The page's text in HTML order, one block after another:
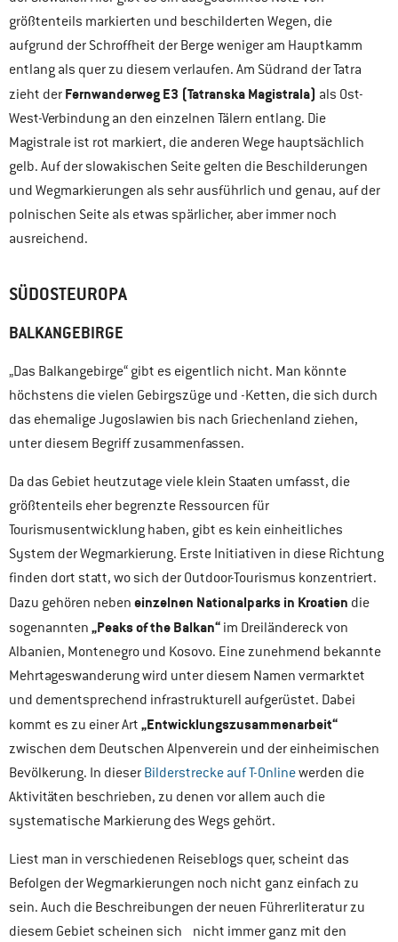
größtenteils markierten und beschilderten Wegen, die
aufgrund der Schroffheit der Berge weniger am Hauptkamm
entlang als quer zu diesem verlaufen. Am Südrand der Tatra
zieht der Fernwanderweg E3 (Tatranska Magistrala) als Ost-
West-Verbindung an den einzelnen Tälern entlang. Die
Magistrale ist rot markiert, die anderen Wege hauptsächlich
gelb. Auf der slowakischen Seite gelten die Beschilderungen
und Wegmarkierungen als sehr ausführlich und genau, auf der
polnischen Seite als etwas spärlicher, aber immer noch
ausreichend.
SÜDOSTEUROPA
BALKANGEBIRGE
„Das Balkangebirge“ gibt es eigentlich nicht. Man könnte
höchstens die vielen Gebirgszüge und -Ketten, die sich durch
das ehemalige Jugoslawien bis nach Griechenland ziehen,
unter diesem Begriff zusammenfassen.
Da das Gebiet heutzutage viele klein Staaten umfasst, die
größtenteils eher begrenzte Ressourcen für
Tourismusentwicklung haben, gibt es kein einheitliches
System der Wegmarkierung. Erste Initiativen in diese Richtung
finden dort statt, wo sich der Outdoor-Tourismus konzentriert.
Dazu gehören neben einzelnen Nationalparks in Kroatien die
sogenannten „Peaks of the Balkan“ im Dreiländereck von
Albanien, Montenegro und Kosovo. Eine zunehmend bekannte
Mehrtageswanderung wird unter diesem Namen vermarktet
und dementsprechend infrastrukturell aufgerüstet. Dabei
kommt es zu einer Art „Entwicklungszusammenarbeit“
zwischen dem Deutschen Alpenverein und der einheimischen
Bevölkerung. In dieser Bilderstrecke auf T-Onlinewerden die
Aktivitäten beschrieben, zu denen vor allem auch die
systematische Markierung des Wegs gehört.
Liest man in verschiedenen Reiseblogs quer, scheint das
Befolgen der Wegmarkierungen noch nicht ganz einfach zu
sein. Auch die Beschreibungen der neuen Führerliteratur zu
diesem Gebiet scheinen sich nicht immer ganz mit den